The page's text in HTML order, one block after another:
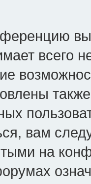
всего
вам
на